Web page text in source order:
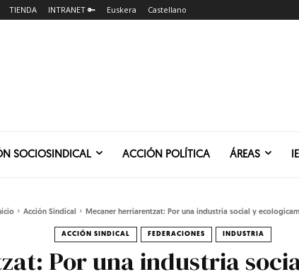
TIENDA INTRANET 🔑 Euskera Castellano
SOCIOSINDICAL ACCIÓN POLÍTICA ÁREAS
Acción Sindical Mecaner herriarentzat: Por una industria social y
ACCIÓN SINDICAL FEDERACIONES INDUSTRIA
Por una industria